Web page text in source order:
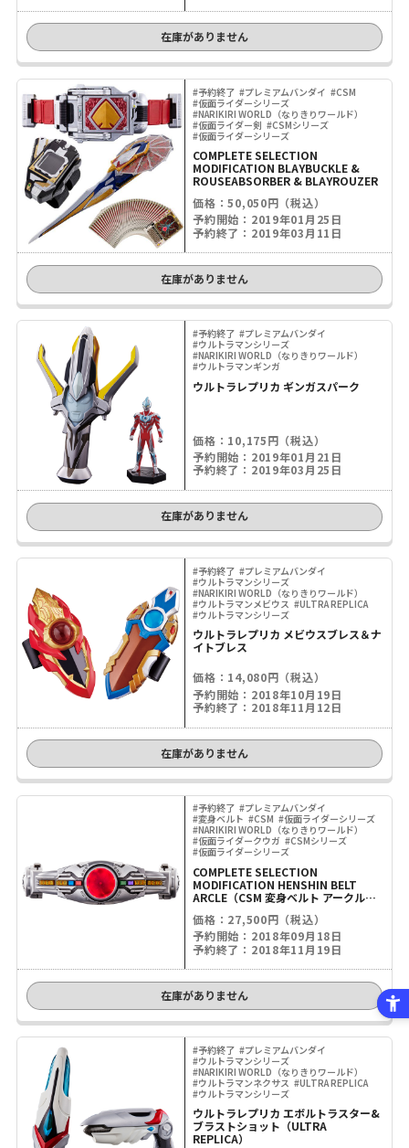
在庫がありません
#予約終了 #プレミアムバンダイ #CSM
#仮面ライダーシリーズ
#NARIKIRI WORLD（なりきりワールド）
#仮面ライダー剣 #CSMシリーズ
#仮面ライダーシリーズ
COMPLETE SELECTION
MODIFICATION BLAYBUCKLE &
ROUSEABSORBER & BLAYROUZER
価格：50,050円（税込）
予約開始：2019年01月25日
予約終了：2019年03月11日
在庫がありません
#予約終了 #プレミアムバンダイ
#ウルトラマンシリーズ
#NARIKIRI WORLD（なりきりワールド）
#ウルトラマンギンガ
ウルトラレプリカ ギンガスパーク
価格：10,175円（税込）
予約開始：2019年01月21日
予約終了：2019年03月25日
在庫がありません
#予約終了 #プレミアムバンダイ
#ウルトラマンシリーズ
#NARIKIRI WORLD（なりきりワールド）
#ウルトラマンメビウス #ULTRA REPLICA
#ウルトラマンシリーズ
ウルトラレプリカ メビウスブレス＆ナ
イトブレス
価格：14,080円（税込）
予約開始：2018年10月19日
予約終了：2018年11月12日
在庫がありません
#予約終了 #プレミアムバンダイ
#変身ベルト #CSM #仮面ライダーシリーズ
#NARIKIRI WORLD（なりきりワールド）
#仮面ライダークウガ #CSMシリーズ
#仮面ライダーシリーズ
COMPLETE SELECTION
MODIFICATION HENSHIN BELT
ARCLE（CSM 変身ベルト アークル）
価格：27,500円（税込）
予約開始：2018年09月18日
予約終了：2018年11月19日
在庫がありません
#予約終了 #プレミアムバンダイ
#ウルトラマンシリーズ
#NARIKIRI WORLD（なりきりワールド）
#ウルトラマンネクサス #ULTRA REPLICA
#ウルトラマンシリーズ
ウルトラレプリカ エボルトラスター&
ブラストショット（ULTRA
REPLICA）